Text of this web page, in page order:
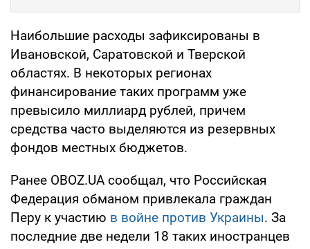
Наибольшие расходы зафиксированы в
Ивановской, Саратовской и Тверской
областях. В некоторых регионах
финансирование таких программ уже
превысило миллиард рублей, причем
средства часто выделяются из резервных
фондов местных бюджетов.
Ранее OBOZ.UA сообщал, что Российская
Федерация обманом привлекала граждан
Перу к участию в войне против Украины. За
последние две недели 18 таких иностранцев